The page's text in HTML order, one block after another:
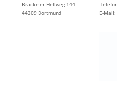
Brackeler Hellweg 144 Telefon:
44309 Dortmund E-Mail: